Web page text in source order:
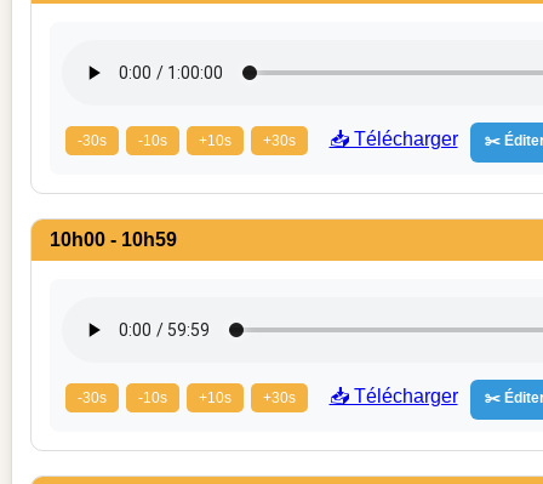
-30s -10s +10s +30s 📥 Télécharger ✂️
10h00 - 10h59
-30s -10s +10s +30s 📥 Télécharger ✂️